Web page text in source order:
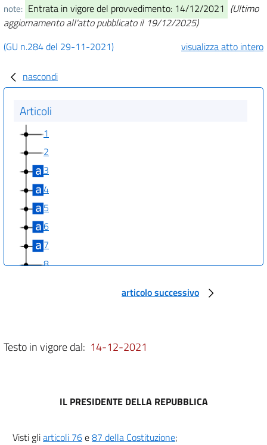
note: Entrata in vigore del provvedimento: 14/12/2021 (Ultimo
aggiornamento all'atto pubblicato il 19/12/2025)
(GU n.284 del 29-11-2021)
visualizza atto intero
nascondi
Articoli
1
2
3
4
5
6
7
8
13
17
articolo successivo
Testo in vigore dal: 14-12-2021
IL PRESIDENTE DELLA REPUBBLICA
Visti gliarticoli 76e87 della Costituzione;